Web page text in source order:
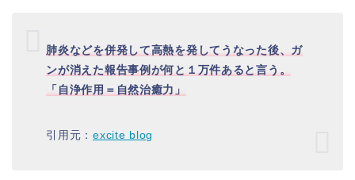
肺炎などを併発して高熱を発してうなった後、ガ
ンが消えた報告事例が何と１万件あると言う。
「自浄作用＝自然治癒力」
引用元：excite blog